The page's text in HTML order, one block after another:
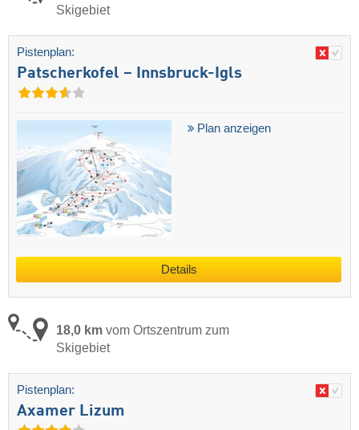
Skigebiet
Pistenplan:
Patscherkofel – Innsbruck-Igls
Plan anzeigen
Details
18,0 km vom Ortszentrum zum
Skigebiet
Pistenplan:
Axamer Lizum